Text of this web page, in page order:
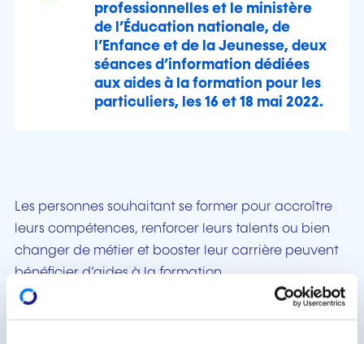
professionnelles et le ministère
de l’Éducation nationale, de
l’Enfance et de la Jeunesse, deux
séances d’information dédiées
aux aides à la formation pour les
particuliers, les 16 et 18 mai 2022.
Les personnes souhaitant se former pour accroître
leurs compétences, renforcer leurs talents ou bien
changer de métier et booster leur carrière peuvent
bénéficier d’aides à la formation.
Ces aides, accessibles sous conditions, prennent la